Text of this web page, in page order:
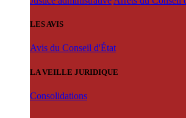
LES AVIS
Avis du Conseil d'État
LA VEILLE JURIDIQUE
Consolidations